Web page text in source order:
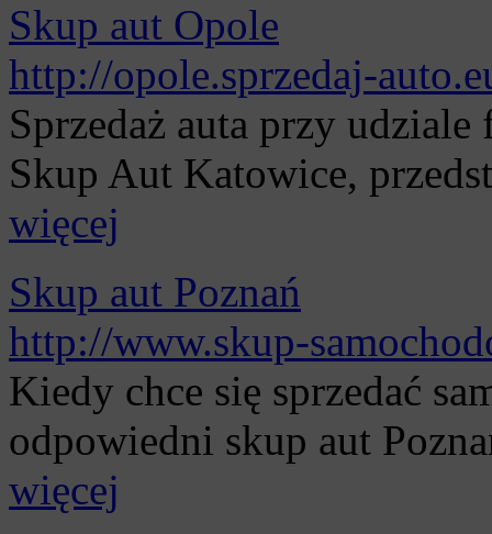
Skup aut Opole
http://opole.sprzedaj-
Sprzedaż auta przy
Skup Aut Katowice,
więcej
Skup aut Poznań
http://www.skup-
Kiedy chce się sprzedać
odpowiedni skup aut
więcej